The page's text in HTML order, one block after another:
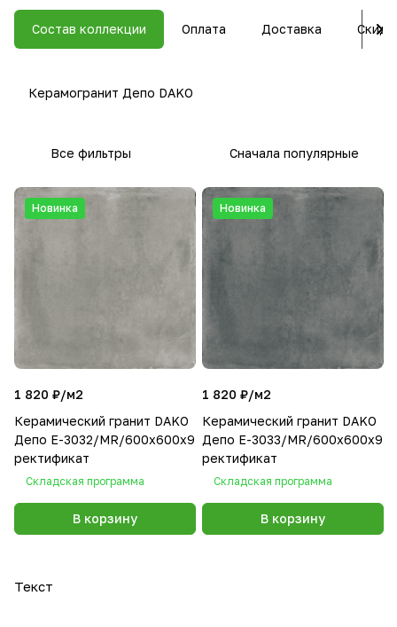
Состав коллекции Оплата Доставка
Керамогранит Депо DAKO
Все фильтры Сначала популярные
Новинка
1 820 ₽/м2
Керамический гранит DAKO
Депо E-3032/MR/600x600x9
ректификат
Складская программа
В корзину
Новинка
1 820 ₽/м2
Керамический гранит DAKO
Депо E-3033/MR/600x600x9
ректификат
Складская программа
В корзину
Текст